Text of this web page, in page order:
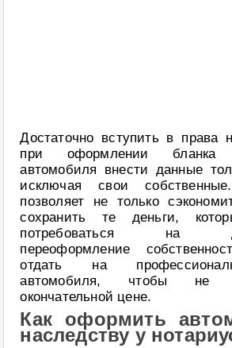
Достаточно вступить в права
при оформлении бланка
автомобиля внести данные
исключая свои
позволяет не только
сохранить те деньги,
потребоваться на
переоформление
отдать на
автомобиля, чтобы не
окончательной цене.
Как оформить
наследству у